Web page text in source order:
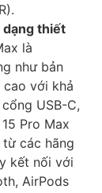
dạng thiết
là
như bản
cao với khả
USB-C,
Pro Max
các hãng
kết nối với
AirPods